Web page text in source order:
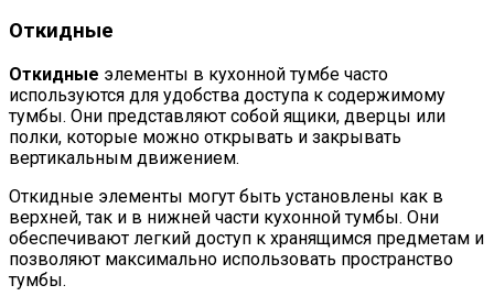
Откидные
Откидные элементы в кухонной тумбе часто
используются для удобства доступа к содержимому
тумбы. Они представляют собой ящики, дверцы или
полки, которые можно открывать и закрывать
вертикальным движением.
Откидные элементы могут быть установлены как в
верхней, так и в нижней части кухонной тумбы. Они
обеспечивают легкий доступ к хранящимся предметам и
позволяют максимально использовать пространство
тумбы.